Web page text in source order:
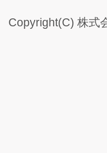
Copyright(C) 株式